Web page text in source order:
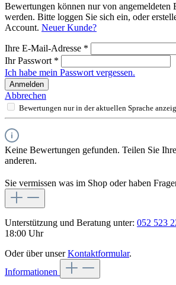
Bewertungen können nur von angemeldeten
werden. Bitte loggen Sie sich ein, oder
Account. Neuer Kunde?
Ihre E-Mail-Adresse *
Ihr Passwort *
Ich habe mein Passwort vergessen.
Anmelden
Abbrechen
Bewertungen nur in der aktuellen Sprache
Keine Bewertungen gefunden. Teilen Sie
anderen.
Sie vermissen was im Shop oder haben
Unterstützung und Beratung unter: 052 523
18:00 Uhr
Oder über unserKontaktformular.
Informationen